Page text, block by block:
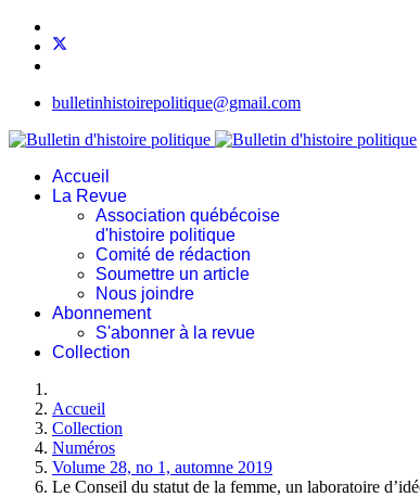
bulletinhistoirepolitique@gmail.com
Accueil
La Revue
Association québécoise
d'histoire politique
Comité de rédaction
Soumettre un article
Nous joindre
Abonnement
S'abonner à la revue
Collection
Accueil
Collection
Numéros
Volume 28, no 1, automne 2019
Le Conseil du statut de la femme, un laboratoire